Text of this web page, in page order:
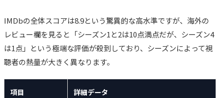
IMDbの全体スコアは8.9という驚異的な高水準ですが、海外の
レビュー欄を見ると「シーズン1と2は10点満点だが、シーズン4
は1点」という極端な評価が殺到しており、シーズンによって視
聴者の熱量が大きく異なります。
項目 詳細データ